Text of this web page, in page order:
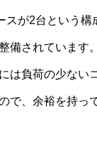
スが2台という構
備されています
は負荷の少ない
で、余裕を持っ